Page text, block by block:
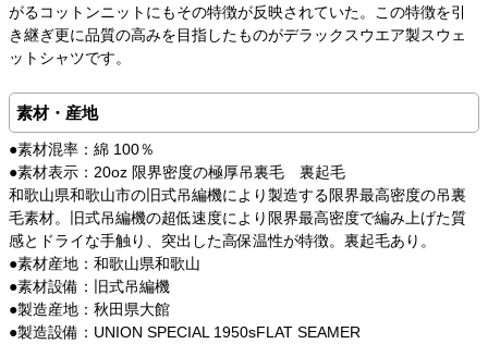
がるコットンニットにもその特徴が反映されていた。この特徴を引
き継ぎ更に品質の高みを目指したものがデラックスウエア製スウェ
ットシャツです。
素材・産地
●素材混率：綿 100％
●素材表示：20oz 限界密度の極厚吊裏毛 裏起毛
和歌山県和歌山市の旧式吊編機により製造する限界最高密度の吊裏
毛素材。旧式吊編機の超低速度により限界最高密度で編み上げた質
感とドライな手触り、突出した高保温性が特徴。裏起毛あり。
●素材産地：和歌山県和歌山
●素材設備：旧式吊編機
●製造産地：秋田県大館
●製造設備：UNION SPECIAL 1950sFLAT SEAMER